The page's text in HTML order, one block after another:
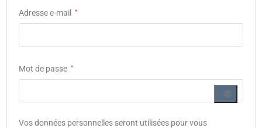
Adresse e-mail *
Mot de passe *
Vos données personnelles seront utilisées pour vous